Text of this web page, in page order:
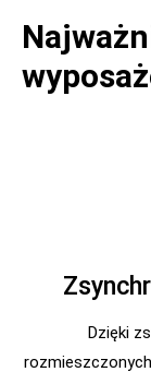
Dzięki